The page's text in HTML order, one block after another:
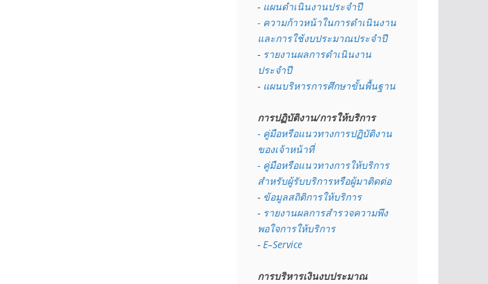
- แผนดำเนินงานประจำปี
- ความก้าวหน้าในการดำเนินงาน
และการใช้งบประมาณประจำปี
- รายงานผลการดำเนินงาน
ประจำปี
- แผนบริหารการศึกษาขั้นพื้นฐาน
การปฏิบัติงาน/การให้บริการ
- คู่มือหรือแนวทางการปฏิบัติงาน
ของเจ้าหน้าที่
- คู่มือหรือแนวทางการให้บริการ
สำหรับผู้รับบริการหรือผู้มาติดต่อ
- ข้อมูลสถิติการให้บริการ
- รายงานผลการสำรวจความพึง
พอใจการให้บริการ
- E–Service
การบริหารเงินงบประมาณ